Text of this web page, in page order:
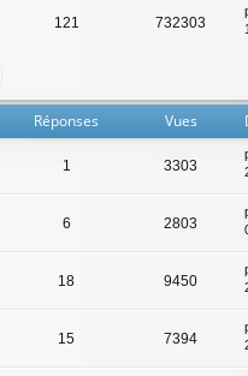
121 732303
Réponses Vues
1 3303
6 2803
18 9450
15 7394